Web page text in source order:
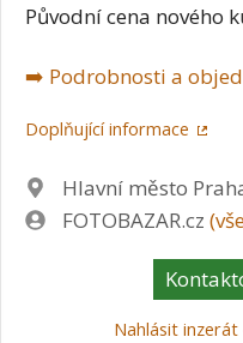
Původní cena nového
➡️ Podrobnosti a
Doplňující informace
Lokalita
Hlavní město
Zadavatel
FOTOBAZAR.cz
Nahlásit